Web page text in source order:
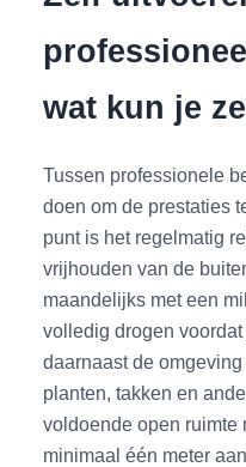
wat kun je
Tussen professionele
doen om de prestaties
punt is het regelmatig
vrijhouden van de
maandelijks met een
volledig drogen
daarnaast de
planten, takken en
voldoende open ruimte
minimaal één meter